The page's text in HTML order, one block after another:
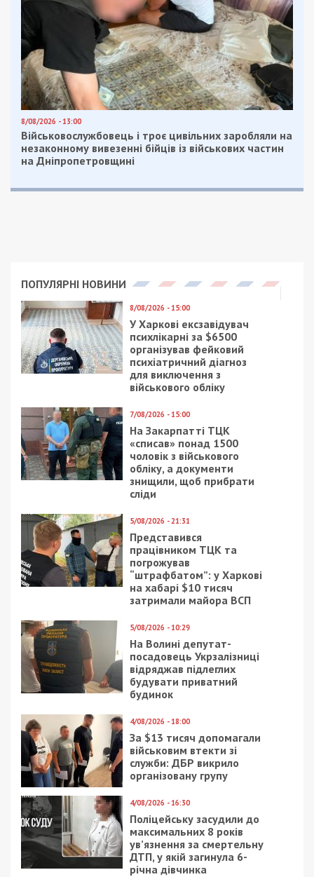
8/08/2026 - 13:00
Військовослужбовець і троє цивільних заробляли на
незаконному вивезенні бійців із військових частин
на Дніпропетровщині
ПОПУЛЯРНІ НОВИНИ
8/08/2026 - 15:00
У Харкові ексзавідувач
психлікарні за $6500
організував фейковий
психіатричний діагноз
для виключення з
військового обліку
7/08/2026 - 15:00
На Закарпатті ТЦК
«списав» понад 1500
чоловік з військового
обліку, а документи
знищили, щоб прибрати
сліди
5/08/2026 - 21:31
Представився
працівником ТЦК та
погрожував
“штрафбатом”: у Харкові
на хабарі $10 тисяч
затримали майора ВСП
5/08/2026 - 10:29
На Волині депутат-
посадовець Укрзалізниці
відряджав підлеглих
будувати приватний
будинок
4/08/2026 - 18:00
За $13 тисяч допомагали
військовим втекти зі
служби: ДБР викрило
організовану групу
4/08/2026 - 16:30
Поліцейську засудили до
максимальних 8 років
ув’язнення за смертельну
ДТП, у якій загинула 6-
річна дівчинка